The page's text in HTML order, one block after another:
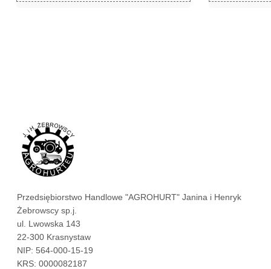
Przedsiębiorstwo Handlowe "AGROHURT" Janina i Henryk
Żebrowscy sp.j.
ul. Lwowska 143
22-300 Krasnystaw
NIP: 564-000-15-19
KRS: 0000082187